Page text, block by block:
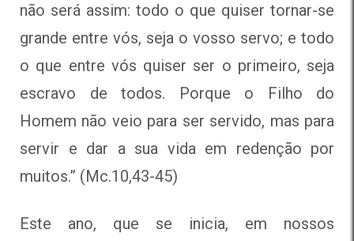
não será assim: todo o que quiser tornar-se
grande entre vós, seja o vosso servo; e todo
o que entre vós quiser ser o primeiro, seja
escravo de todos. Porque o Filho do
Homem não veio para ser servido, mas para
servir e dar a sua vida em redenção por
muitos.” (Mc.10,43-45)
Este ano, que se inicia, em nossos